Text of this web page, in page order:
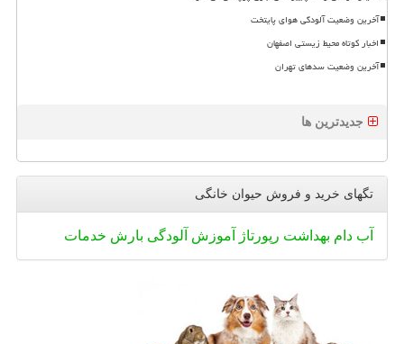
آخرین وضعیت آلودگی هوای پایتخت
اخبار کوتاه محیط زیستی اصفهان
آخرین وضعیت سدهای تهران
جدیدترین ها
تگهای خرید و فروش حیوان خانگی
آب دام بهداشت رپورتاژ آموزش آلودگی بارش خدمات